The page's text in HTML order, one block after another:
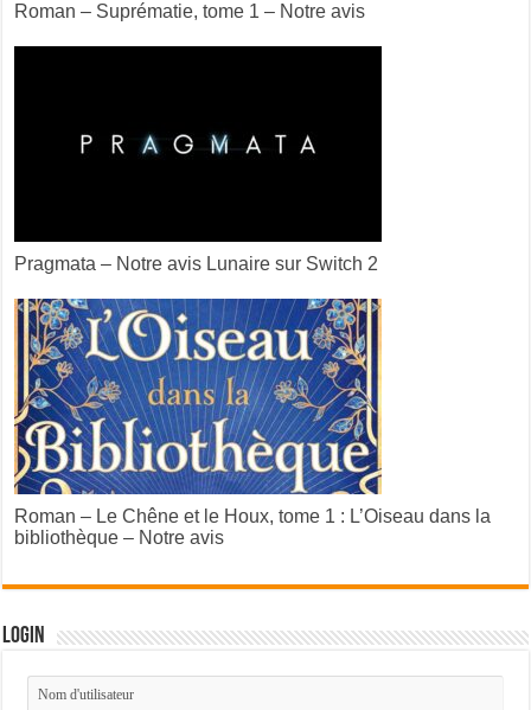
Roman – Suprématie, tome 1 – Notre avis
Pragmata – Notre avis Lunaire sur Switch 2
Roman – Le Chêne et le Houx, tome 1 : L’Oiseau dans la
bibliothèque – Notre avis
Login